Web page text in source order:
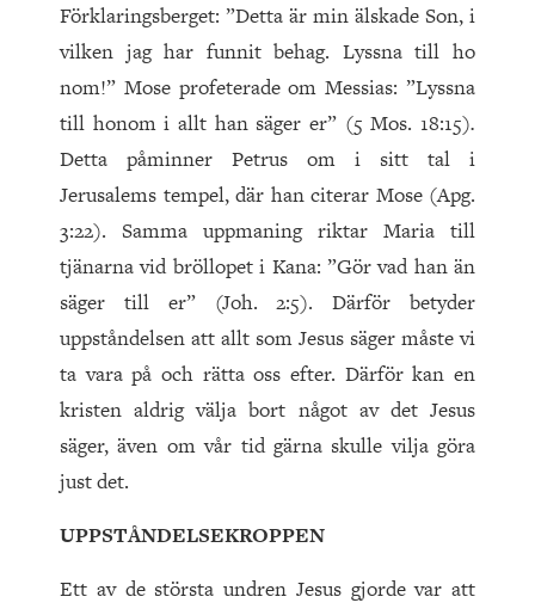
Förklaringsberget: ”Detta är min älskade Son, i
vilken jag har funnit behag. Lyssna till ho
nom!” Mose profeterade om Messias: ”Lyssna
till honom i allt han säger er” (5 Mos. 18:15).
Detta påminner Petrus om i sitt tal i
Jerusalems tempel, där han citerar Mose (Apg.
3:22). Samma uppmaning riktar Maria till
tjänarna vid bröllopet i Kana: ”Gör vad han än
säger till er” (Joh. 2:5). Därför betyder
uppståndelsen att allt som Jesus säger måste vi
ta vara på och rätta oss efter. Därför kan en
kristen aldrig välja bort något av det Jesus
säger, även om vår tid gärna skulle vilja göra
just det.
UPPSTÅNDELSEKROPPEN
Ett av de största undren Jesus gjorde var att